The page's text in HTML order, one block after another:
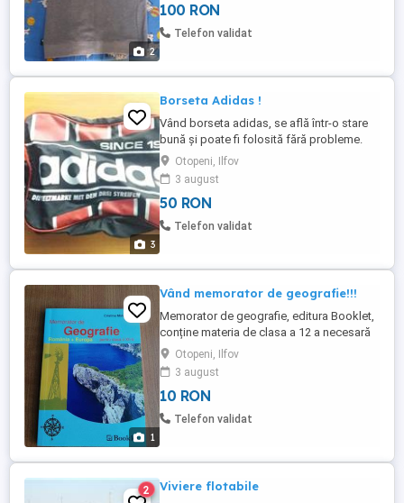
2
100 RON
Telefon validat
3
Borseta Adidas !
Vând borseta adidas, se află într-o stare
bună și poate fi folosită fără probleme.
Otopeni, Ilfov
3 august
50 RON
Telefon validat
1
Vând memorator de geografie!!!
Memorator de geografie, editura Booklet,
conține materia de clasa a 12 a necesară
și utila pt. examenul de bacalaureat.
Otopeni, Ilfov
3 august
10 RON
Telefon validat
2 Viviere flotabile